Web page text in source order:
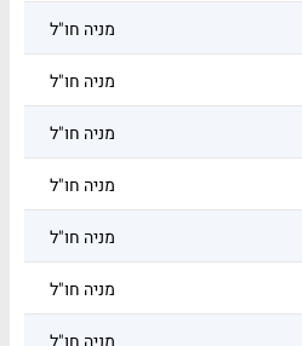
מניה חו"ל
מניה חו"ל
מניה חו"ל
מניה חו"ל
מניה חו"ל
מניה חו"ל